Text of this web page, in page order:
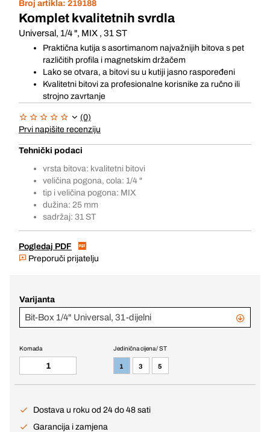
Broj artikla: 219188
Komplet kvalitetnih svrdla
Universal, 1/4 ", MIX , 31 ST
Praktična kutija s asortimanom najvažnijih bitova s pet
različitih profila i magnetskim držačem
Lako se otvara, a bitovi su u kutiji jasno raspoređeni
Kvalitetni bitovi za profesionalne korisnike za ručno ili
strojno zavrtanje
(0)
Prvi napišite recenziju
Tehnički podaci
vrsta bitova: kvalitetni bitovi
veličina pogona, cola: 1/4 "
tip i veličina pogona: MIX
dužina: 25 mm
sadržaj: 31 ST
Pogledaj PDF
Preporuči prijatelju
Varijanta
Bit-Box 1/4" Universal, 31-dijelni
Jedinična cijena / ST
1 3 5
Komada
Dostava u roku od 24 do 48 sati
Garancija i zamjena